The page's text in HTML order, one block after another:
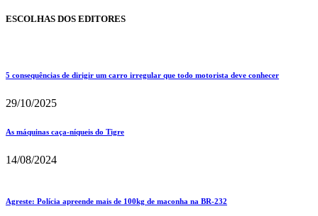
ESCOLHAS DOS EDITORES
5 consequências de dirigir um carro irregular que todo motorista deve conhecer
29/10/2025
As máquinas caça-níqueis do Tigre
14/08/2024
Agreste: Polícia apreende mais de 100kg de maconha na BR-232